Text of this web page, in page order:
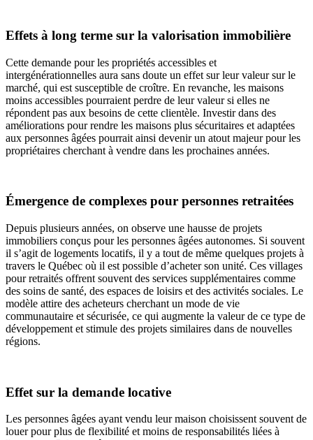
Effets à long terme sur la valorisation immobilière
Cette demande pour les propriétés accessibles et
intergénérationnelles aura sans doute un effet sur leur valeur sur le
marché, qui est susceptible de croître. En revanche, les maisons
moins accessibles pourraient perdre de leur valeur si elles ne
répondent pas aux besoins de cette clientèle. Investir dans des
améliorations pour rendre les maisons plus sécuritaires et adaptées
aux personnes âgées pourrait ainsi devenir un atout majeur pour les
propriétaires cherchant à vendre dans les prochaines années.
Émergence de complexes pour personnes retraitées
Depuis plusieurs années, on observe une hausse de projets
immobiliers conçus pour les personnes âgées autonomes. Si souvent
il s’agit de logements locatifs, il y a tout de même quelques projets à
travers le Québec où il est possible d’acheter son unité. Ces villages
pour retraités offrent souvent des services supplémentaires comme
des soins de santé, des espaces de loisirs et des activités sociales. Le
modèle attire des acheteurs cherchant un mode de vie
communautaire et sécurisée, ce qui augmente la valeur de ce type de
développement et stimule des projets similaires dans de nouvelles
régions.
Effet sur la demande locative
Les personnes âgées ayant vendu leur maison choisissent souvent de
louer pour plus de flexibilité et moins de responsabilités liées à